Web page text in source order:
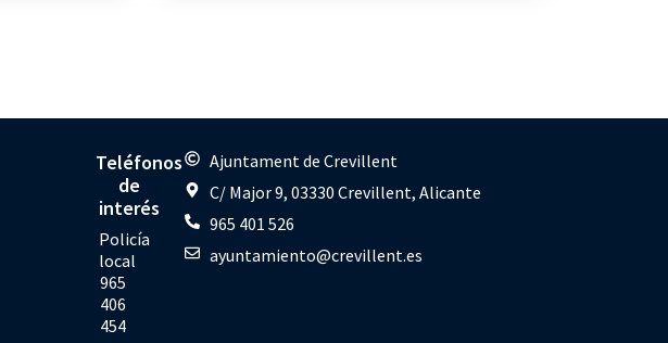
Teléfonos
de
interés
Policía
local
965
406
454
Ajuntament de Crevillent
C/ Major 9, 03330 Crevillent, Alicante
965 401 526
ayuntamiento@crevillent.es